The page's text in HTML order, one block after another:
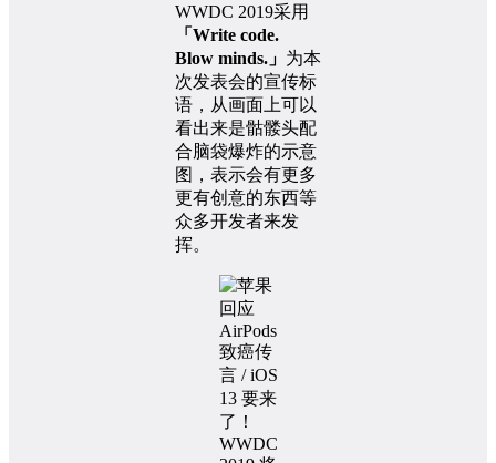
WWDC 2019采用
「Write code.
Blow minds.」 为本
次发表会的宣传标
语，从画面上可以
看出来是骷髅头配
合脑袋爆炸的示意
图，表示会有更多
更有创意的东西等
众多开发者来发
挥。